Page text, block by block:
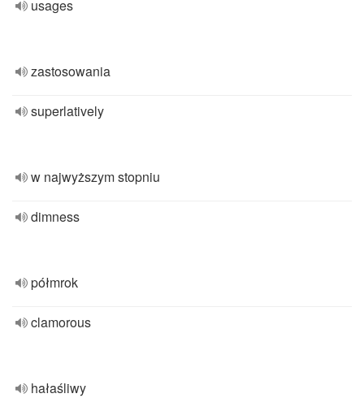
usages
zastosowania
superlatively
w najwyższym stopniu
dimness
półmrok
clamorous
hałaśliwy